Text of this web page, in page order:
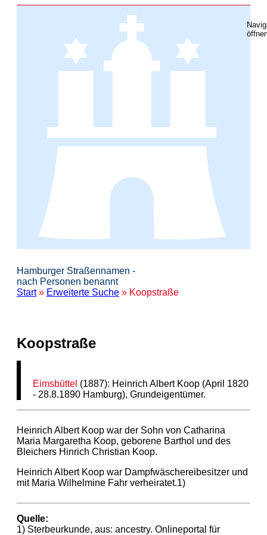
Hamburger Straßennamen -
nach Personen benannt
Start» Erweiterte Suche » Koopstraße
Koopstraße
Eimsbüttel (1887): Heinrich Albert Koop (April 1820
- 28.8.1890 Hamburg), Grundeigentümer.
Heinrich Albert Koop war der Sohn von Catharina
Maria Margaretha Koop, geborene Barthol und des
Bleichers Hinrich Christian Koop.
Heinrich Albert Koop war Dampfwäschereibesitzer und
mit Maria Wilhelmine Fahr verheiratet.1)
Quelle:
1) Sterbeurkunde, aus: ancestry. Onlineportal für